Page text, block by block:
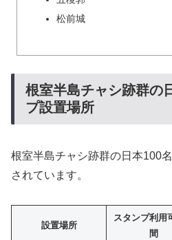
松前城
根室半島チャシ跡群の
プ設置場所
根室半島チャシ跡群の日本100
されています。
設置場所
スタンプ利用
間